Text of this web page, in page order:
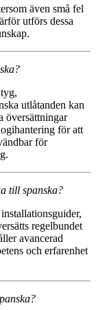
även små fel
utförs dessa
utlåtanden kan
översättningar
för att
för
till spanska?
regelbundet
avancerad
och erfarenhet